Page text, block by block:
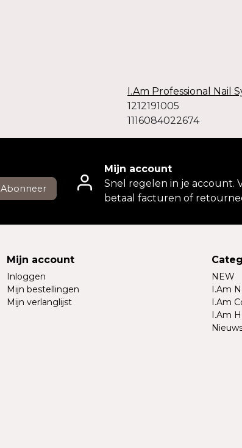
I.Am Professional Nail
1212191005
1116084022674
Abonneer
Mijn account
Snel regelen in je account.
betaal facturen of
Mijn account
Inloggen
Mijn bestellingen
Mijn verlanglijst
NEW
I.Am
I.Am
I.Am